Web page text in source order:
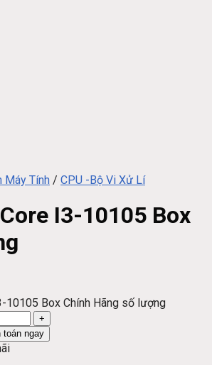
Máy Tính / CPU -Bộ Vi Xử Lí
I3-10105 Box
10105 Box Chính Hãng số lượng
toán ngay